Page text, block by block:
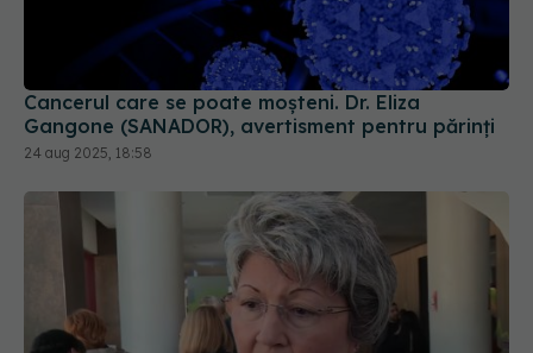
Cancerul care se poate moșteni. Dr. Eliza
Gangone (SANADOR), avertisment pentru părinți
24 aug 2025, 18:58